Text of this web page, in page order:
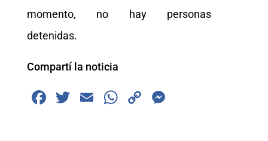
momento, no hay personas
detenidas.
Compartí la noticia
F
T
E
W
C